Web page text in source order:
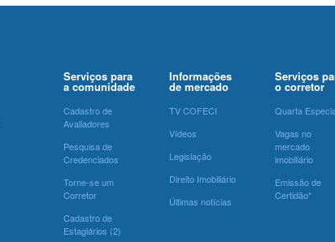
Serviços para
a comunidade
Cadastro de
Avaliadores
Pesquisa de
Credenciados
Torne-se um
Corretor
Cadastro de
Estagiários (2)
Informações
de mercado
TV COFECI
Vídeos
Legislação
Direito Imobiliário
Últimas notícias
Serviços
o corretor
Quarta
Vagas no
mercado
imobiliário
Emissão de
Certidão*